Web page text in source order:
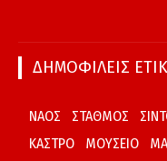
ΔΗΜΟΦΙΛΕΙΣ
ΝΑΟΣ ΣΤΑΘΜΟΣ
ΚΑΣΤΡΟ
ΜΟΥΣΕΙΟ